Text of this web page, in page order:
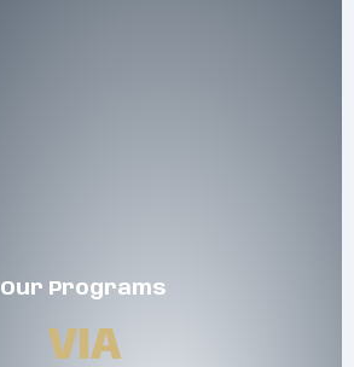
Our Programs
VIA